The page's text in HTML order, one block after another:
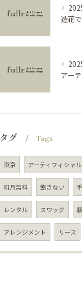
タグ Tags
東京 アーティフィシャ
初月無料 飽きない
レンタル スワッグ
アレンジメント リース